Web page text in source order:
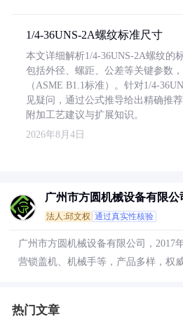
1/4-36UNS-2A螺纹标准尺寸
本文详细解析1/4-36UNS-2A螺纹的
包括外径、螺距、公差等关键参数
（ASME B1.1标准）。针对1/4-
见疑问，通过公式推导给出精确推
附加工艺建议与扩展知识。
2026年8月4日
广州市方圆机械设备有限公
法人:邱文权 通过真实性核验
广州市方圆机械设备有限公司，2017
营锁盖机、机械手等，产品多样，权威
热门文章